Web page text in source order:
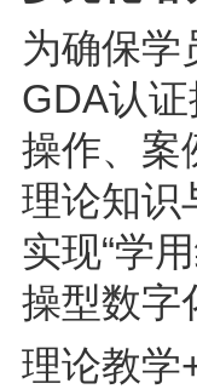
为确保学
GDA认
操作、案
理论知识
实现“学
操型数字
理论教学